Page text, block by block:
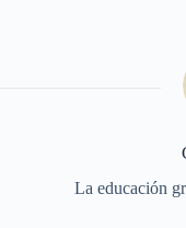
La educación